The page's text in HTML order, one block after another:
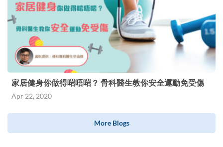
家居健身你做得啱唔啱？ 骨科醫生教你安全運動免受傷
Apr 22, 2020
More Blogs